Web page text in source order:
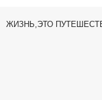
ЖИЗНЬ,ЭТО